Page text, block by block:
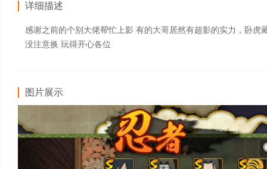
详细描述
感谢之前的个别大佬帮忙上影 有的大哥居然有超影的实力，卧
没注意换 玩得开心各位
图片展示